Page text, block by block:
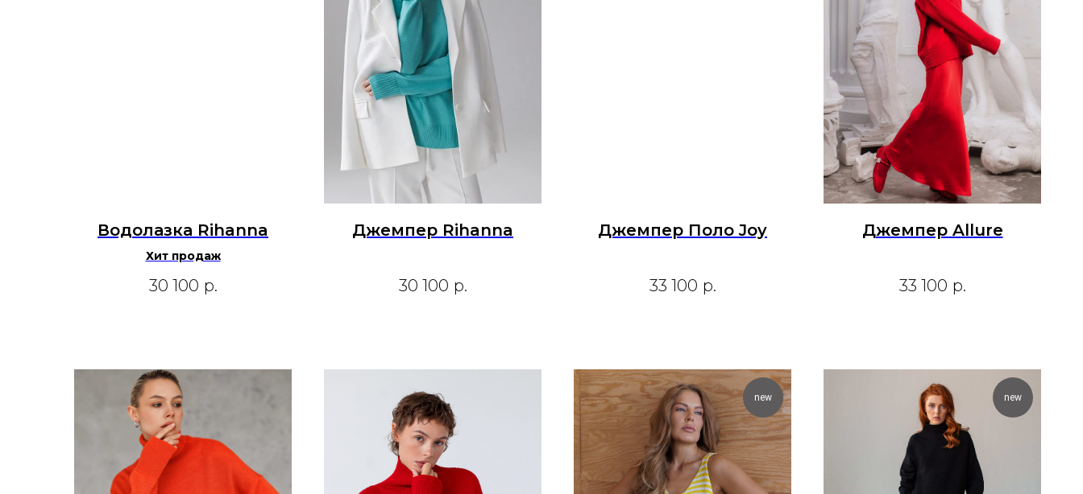
Водолазка Rihanna
Хит продаж
30 100 р.
Джемпер Rihanna
30 100 р.
Джемпер Поло Joy
33 100 р.
Джемпер Allure
33 100 р.
new new